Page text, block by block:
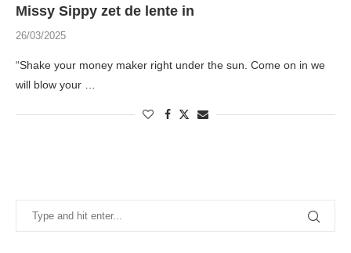
Missy Sippy zet de lente in
26/03/2025
“Shake your money maker right under the sun. Come on in we
will blow your …